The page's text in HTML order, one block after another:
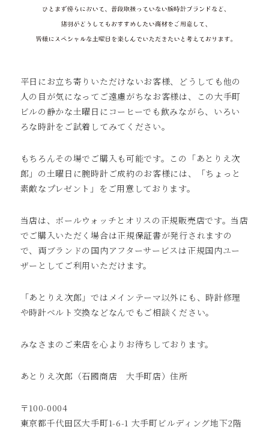
平日にお立ち寄りいただけないお客様、どうしても他の
人の目が気になってご遠慮がちなお客様は、この大手町
ビルの静かな土曜日にコーヒーでも飲みながら、いろい
ろな時計をご試着してみてください。
もちろんその場でご購入も可能です。この「あとりえ次
郎」の土曜日に腕時計ご成約のお客様には、「ちょっと
素敵なプレゼント」をご用意しております。
当店は、ボールウォッチとオリスの正規販売店です。当店
でご購入いただく場合は正規保証書が発行されますの
で、両ブランドの国内アフターサービスは正規国内ユー
ザーとしてご利用いただけます。
「あとりえ次郎」ではメインテーマ以外にも、時計修理
や時計ベルト交換などなんでもご相談ください。
みなさまのご来店を心よりお待ちしております。
あとりえ次郎（石國商店 大手町店）住所
〒100-0004
東京都千代田区大手町1-6-1 大手町ビルディング地下2階